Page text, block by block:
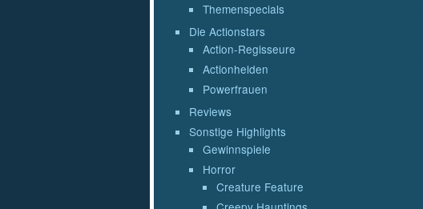
Themenspecials
Die Actionstars
Action-Regisseure
Actionhelden
Powerfrauen
Reviews
Sonstige Highlights
Gewinnspiele
Horror
Creature Feature